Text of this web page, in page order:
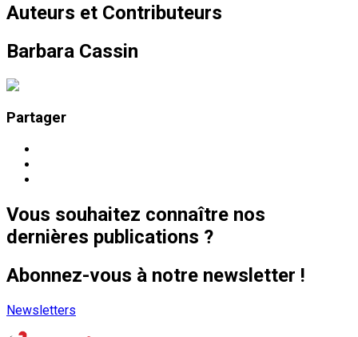
Auteurs et Contributeurs
Barbara Cassin
Partager
Vous souhaitez connaître nos
dernières publications ?
Abonnez-vous à notre newsletter !
Newsletters